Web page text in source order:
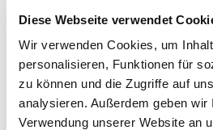
Diese Webseite verwendet
Wir verwenden Cookies, um
personalisieren, Funktionen für
zu können und die Zugriffe auf
analysieren. Außerdem geben
Verwendung unserer Website an
3 Funktionen des Einhandhebels:
Abmessungen: B = 1150 mm A1 =
TECHNISCHE DATEN Tragkraft2500
Gabellänge1150 mm Mindesthöhe80
mm Gewicht75 kg